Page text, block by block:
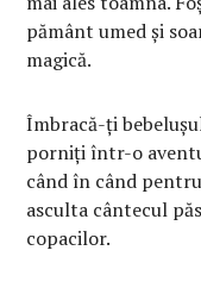
pământ umed și
magică.
Îmbracă-ți
porniți într-o
când în când
asculta cântecul
copacilor.